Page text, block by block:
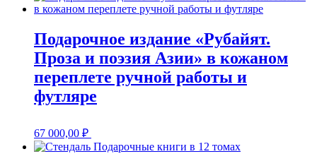
Подарочное издание «Рубайят.
Проза и поэзия Азии» в кожаном
переплете ручной работы и
футляре
67 000,00 ₽